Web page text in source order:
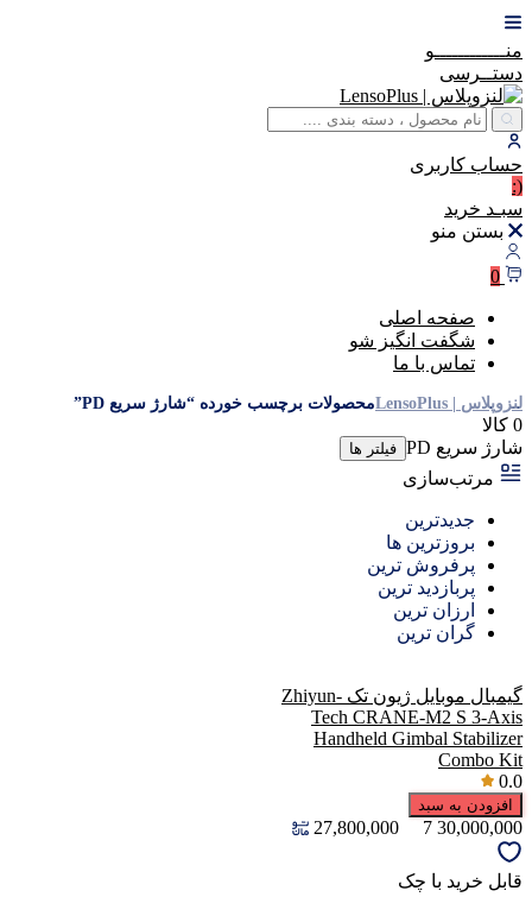
منــــــــــــو
دستــرسی
حساب کاربری
(:
سبـد خرید
بستن منو
0
صفحه اصلی
شگفت انگیز شو
تماس با ما
لنزوپلاس | LensoPlus محصولات برچسب خورده “شارژ سریع PD”
0 کالا
شارژ سریع PD
فیلتر ها
مرتب‌سازی
جدیدترین
بروزترین ها
پرفروش ترین
پربازدید ترین
ارزان ترین
گران ترین
گیمبال موبایل ژیون تک Zhiyun-
Tech CRANE-M2 S 3-Axis
Handheld Gimbal Stabilizer
Combo Kit
0.0
افزودن به سبد
30,000,000
7
27,800,000
قابل خرید با چک